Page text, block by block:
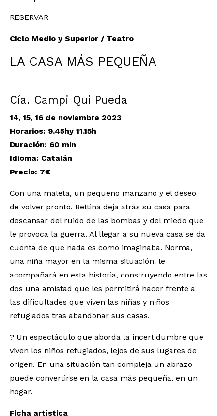
RESERVAR
Ciclo Medio y Superior / Teatro
LA CASA MÁS PEQUEÑA
Cía. Campi Qui Pueda
14, 15, 16 de noviembre 2023
Horarios: 9.45hy 11.15h
Duración: 60 min
Idioma: Catalán
Precio: 7€
Con una maleta, un pequeño manzano y el deseo
de volver pronto, Bettina deja atrás su casa para
descansar del ruido de las bombas y del miedo que
le provoca la guerra. Al llegar a su nueva casa se da
cuenta de que nada es como imaginaba. Norma,
una niña mayor en la misma situación, le
acompañará en esta historia, construyendo entre las
dos una amistad que les permitirá hacer frente a
las dificultades que viven las niñas y niños
refugiados tras abandonar sus casas.
? Un espectáculo que aborda la incertidumbre que
viven los niños refugiados, lejos de sus lugares de
origen. En una situación tan compleja un abrazo
puede convertirse en la casa más pequeña, en un
hogar.
Ficha artística